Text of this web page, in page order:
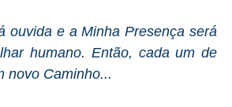
ouvida e a Minha Presença será
humano. Então, cada um de
novo Caminho...